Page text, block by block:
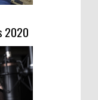
2020